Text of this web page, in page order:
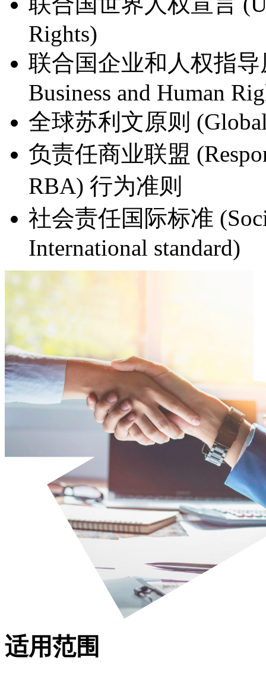
Rights)
联合国企业和人权指导
Business and Human
全球苏利文原则
负责任商业联盟
RBA) 行为准则
社会责任国际标准
International standard)
适用范围